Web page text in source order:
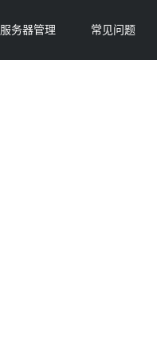
服务器管理 常见问题